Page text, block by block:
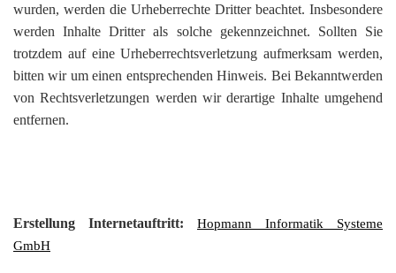
wurden, werden die Urheberrechte Dritter beachtet. Insbesondere
werden Inhalte Dritter als solche gekennzeichnet. Sollten Sie
trotzdem auf eine Urheberrechtsverletzung aufmerksam werden,
bitten wir um einen entsprechenden Hinweis. Bei Bekanntwerden
von Rechtsverletzungen werden wir derartige Inhalte umgehend
entfernen.
Erstellung Internetauftritt:
Hopmann Informatik Systeme
GmbH